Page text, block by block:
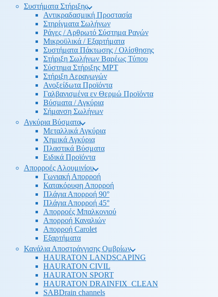
Συστήματα Στήριξης
Αντικραδασμική Προστασία
Στηρίγματα Σωλήνων
Ράγες / Αρθρωτό Σύστημα Ραγών
Μικροϋλικά / Εξαρτήματα
Συστήματα Πάκτωσης / Ολίσθησης
Στήριξη Σωλήνων Βαρέως Τύπου
Σύστημα Στήριξης MPT
Στήριξη Αεραγωγών
Ανοξείδωτα Προϊόντα
Γαλβανισμένα εν Θερμώ Προϊόντα
Βύσματα / Αγκύρια
Σήμανση Σωλήνων
Αγκύρια Βύσματα
Μεταλλικά Αγκύρια
Χημικά Αγκύρια
Πλαστικά Βύσματα
Ειδικά Προϊόντα
Απορροές Αλουμινίου
Γωνιακή Απορροή
Κατακόρυφη Απορροή
Πλάγια Απορροή 90°
Πλάγια Απορροή 45°
Απορροές Μπαλκονιού
Απορροή Καναλιών
Απορροή Carolet
Εξαρτήματα
Κανάλια Αποστράγγισης Ομβρίων
HAURATON LANDSCAPING
HAURATON CIVIL
HAURATON SPORT
HAURATON DRAINFIX_CLEAN
SABDrain channels